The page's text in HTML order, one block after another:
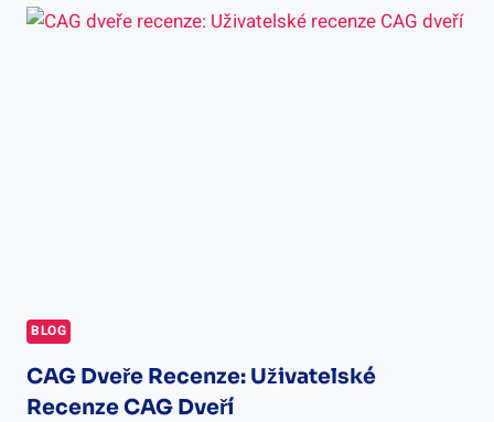
–
ZABEZPEČTE
BLOG
CAG Dveře Recenze: Uživatelské
Recenze CAG Dveří